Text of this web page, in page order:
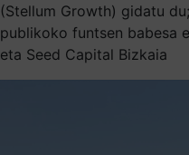
(Stellum Growth) gidatu
publikoko funtsen babesa
eta Seed Capital Bizkaia